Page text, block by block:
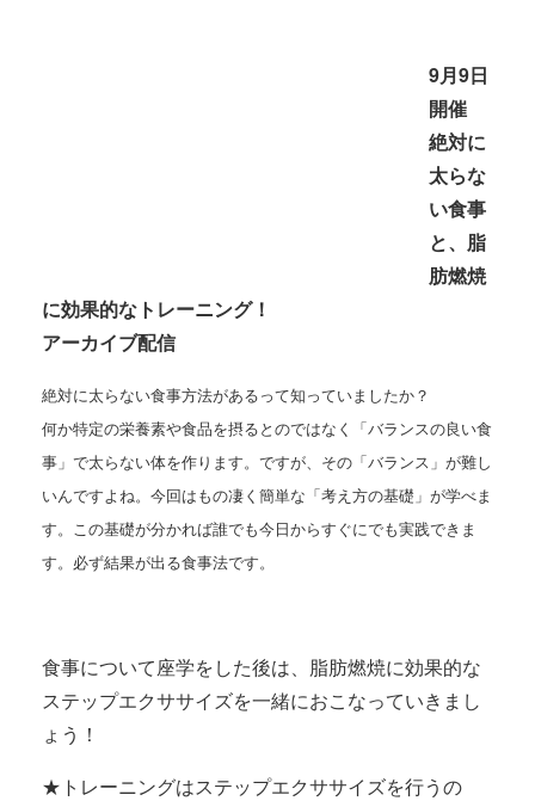
9月9日
開催
絶対に
太らな
い食事
と、脂
肪燃焼
に効果的なトレーニング！
アーカイブ配信
絶対に太らない食事方法があるって知っていましたか？
何か特定の栄養素や食品を摂るとのではなく「バランスの良い食
事」で太らない体を作ります。ですが、その「バランス」が難し
いんですよね。今回はもの凄く簡単な「考え方の基礎」が学べま
す。この基礎が分かれば誰でも今日からすぐにでも実践できま
す。必ず結果が出る食事法です。
食事について座学をした後は、脂肪燃焼に効果的な
ステップエクササイズを一緒におこなっていきまし
ょう！
★トレーニングはステップエクササイズを行うの